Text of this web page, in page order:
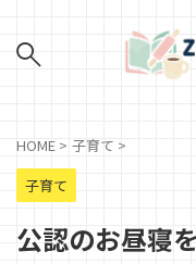
HOME > 子育て >
子育て
公認のお昼寝